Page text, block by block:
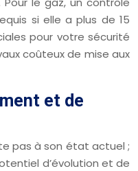
si elle a plus de 15
pour votre sécurité
coûteux de mise aux
et de
pas à son état actuel ;
d’évolution et de